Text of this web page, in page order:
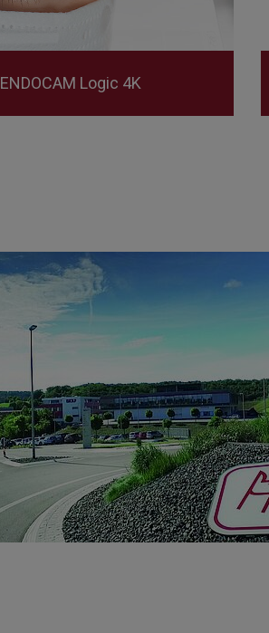
ENDOCAM Logic 4K